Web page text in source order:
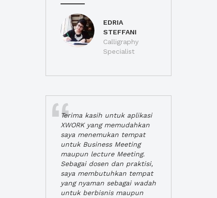
EDRIA
STEFFANI
Calligraphy
Specialist
Terima kasih untuk aplikasi
XWORK yang memudahkan
saya menemukan tempat
untuk Business Meeting
maupun lecture Meeting.
Sebagai dosen dan praktisi,
saya membutuhkan tempat
yang nyaman sebagai wadah
untuk berbisnis maupun